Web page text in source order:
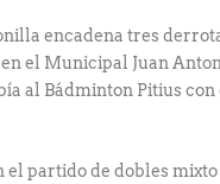
encadena tres
el Municipal Juan
al Bádminton Pitius
partido de dobles